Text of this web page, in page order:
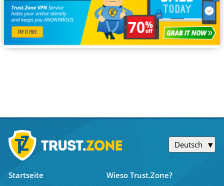
Deutsch
Startseite
Wieso Trust.Zone?